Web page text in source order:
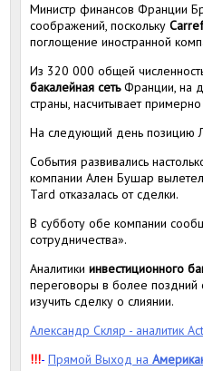
Министр финансов Франции
соображений, поскольку
поглощение иностранной
Из 320 000 общей
бакалейная сетьФранции, на
страны, насчитывает
На следующий день позицию
События развивались
компании Ален Бушар
Tard отказалась от сделки.
В субботу обе компании
сотрудничества».
Аналитики инвестиционного
переговоры в более поздний
изучить сделку о слиянии.
Александр Скляр - аналитик
!!!- Прямой Выход на